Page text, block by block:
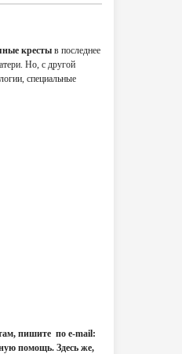
крестыв последнее
Но, с другой
специальные
пишите по e-mail:
помощь. Здесь же,